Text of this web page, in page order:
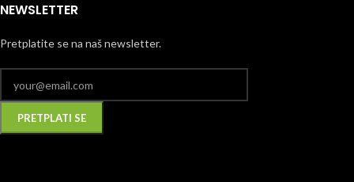
NEWSLETTER
Pretplatite se na naš newsletter.